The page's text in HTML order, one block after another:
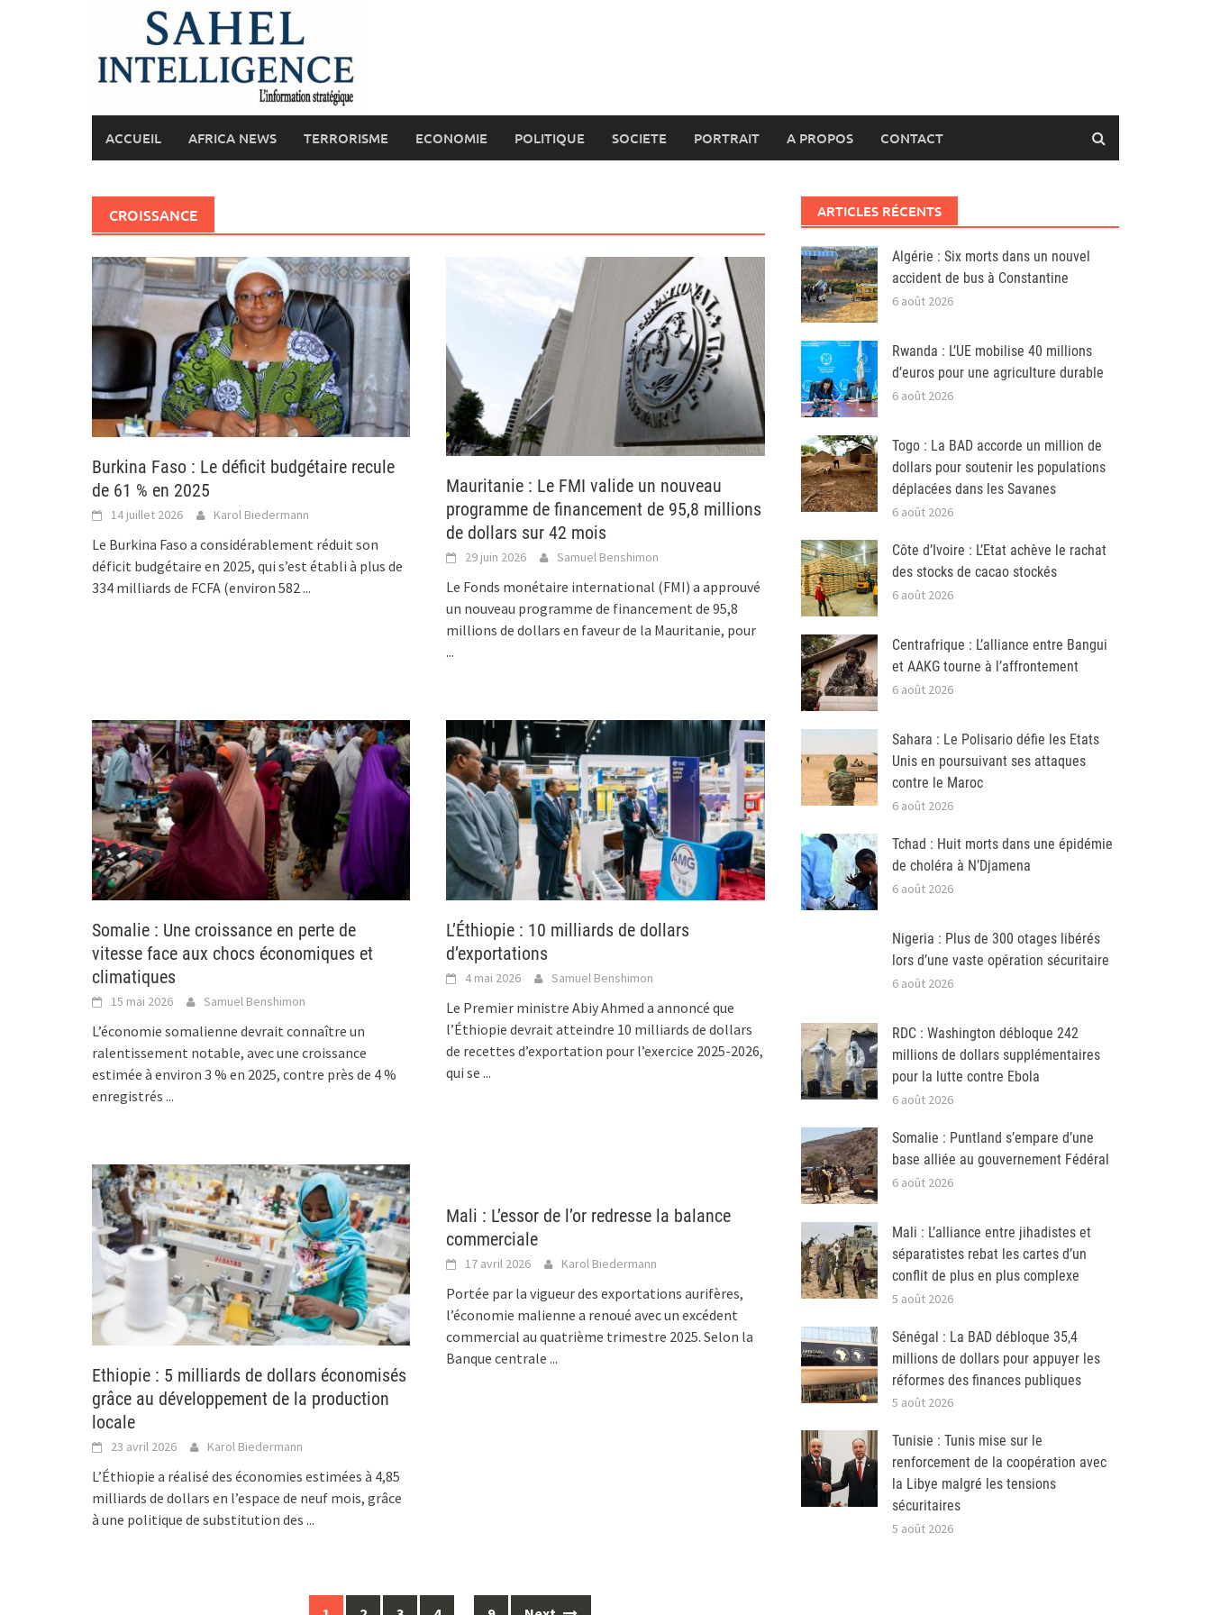
ACCUEIL AFRICA NEWS TERRORISME ECONOMIE POLITIQUE SOCIETE PORTRAIT A PROPOS CONTACT
CROISSANCE
Burkina Faso : Le déficit budgétaire recule
de 61 % en 2025
14 juillet 2026 Karol Biedermann
Le Burkina Faso a considérablement réduit son
déficit budgétaire en 2025, qui s’est établi à plus de
334 milliards de FCFA (environ 582...
Mauritanie : Le FMI valide un nouveau
programme de financement de 95,8 millions
de dollars sur 42 mois
29 juin 2026 Samuel Benshimon
Le Fonds monétaire international (FMI) a approuvé
un nouveau programme de financement de 95,8
millions de dollars en faveur de la Mauritanie, pour
...
Somalie : Une croissance en perte de
vitesse face aux chocs économiques et
climatiques
15 mai 2026 Samuel Benshimon
L’économie somalienne devrait connaître un
ralentissement notable, avec une croissance
estimée à environ 3 % en 2025, contre près de 4 %
enregistrés ...
L’Éthiopie : 10 milliards de dollars
d’exportations
4 mai 2026 Samuel Benshimon
Le Premier ministre Abiy Ahmed a annoncé que
l’Éthiopie devrait atteindre 10 milliards de dollars
de recettes d’exportation pour l’exercice 2025-2026,
qui se...
Ethiopie : 5 milliards de dollars économisés
grâce au développement de la production
locale
23 avril 2026 Karol Biedermann
L’Éthiopie a réalisé des économies estimées à 4,85
milliards de dollars en l’espace de neuf mois, grâce
à une politique de substitution des ...
Mali : L’essor de l’or redresse la balance
commerciale
17 avril 2026 Karol Biedermann
Portée par la vigueur des exportations aurifères,
l’économie malienne a renoué avec un excédent
commercial au quatrième trimestre 2025. Selon la
Banque centrale...
ARTICLES RÉCENTS
Algérie : Six morts dans un nouvel
accident de bus à Constantine
6 août 2026
Rwanda : L’UE mobilise 40 millions
d’euros pour une agriculture durable
6 août 2026
Togo : La BAD accorde un million de
dollars pour soutenir les populations
déplacées dans les Savanes
6 août 2026
Côte d’Ivoire : L’Etat achève le rachat
des stocks de cacao stockés
6 août 2026
Centrafrique : L’alliance entre Bangui
et AAKG tourne à l’affrontement
6 août 2026
Sahara : Le Polisario défie les Etats
Unis en poursuivant ses attaques
contre le Maroc
6 août 2026
Tchad : Huit morts dans une épidémie
de choléra à N’Djamena
6 août 2026
Nigeria : Plus de 300 otages libérés
lors d’une vaste opération sécuritaire
6 août 2026
RDC : Washington débloque 242
millions de dollars supplémentaires
pour la lutte contre Ebola
6 août 2026
Somalie : Puntland s’empare d’une
base alliée au gouvernement Fédéral
6 août 2026
Mali : L’alliance entre jihadistes et
séparatistes rebat les cartes d’un
conflit de plus en plus complexe
5 août 2026
Sénégal : La BAD débloque 35,4
millions de dollars pour appuyer les
réformes des finances publiques
5 août 2026
Tunisie : Tunis mise sur le
renforcement de la coopération avec
la Libye malgré les tensions
sécuritaires
5 août 2026